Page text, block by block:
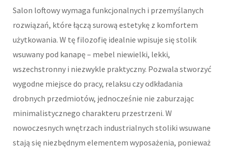
Salon loftowy wymaga funkcjonalnych i przemyślanych
rozwiązań, które łączą surową estetykę z komfortem
użytkowania. W tę filozofię idealnie wpisuje się stolik
wsuwany pod kanapę – mebel niewielki, lekki,
wszechstronny i niezwykle praktyczny. Pozwala stworzyć
wygodne miejsce do pracy, relaksu czy odkładania
drobnych przedmiotów, jednocześnie nie zaburzając
minimalistycznego charakteru przestrzeni. W
nowoczesnych wnętrzach industrialnych stoliki wsuwane
stają się niezbędnym elementem wyposażenia, ponieważ